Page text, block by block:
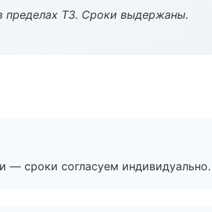
пределах ТЗ. Сроки выдержаны.
— сроки согласуем индивидуально.